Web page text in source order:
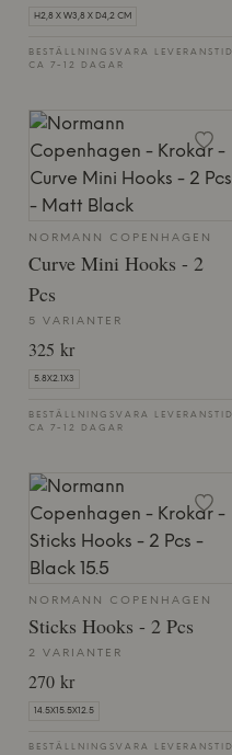
H2,8 X W3,8 X D4,2 CM
BESTÄLLNINGSVARA LEVERANSTID
CA 7-12 DAGAR
NORMANN COPENHAGEN
Curve Mini Hooks - 2
Pcs
5 VARIANTER
325 kr
5.8X2.1X3
BESTÄLLNINGSVARA LEVERANSTID
CA 7-12 DAGAR
NORMANN COPENHAGEN
Sticks Hooks - 2 Pcs
2 VARIANTER
270 kr
14.5X15.5X12.5
BESTÄLLNINGSVARA LEVERANSTID